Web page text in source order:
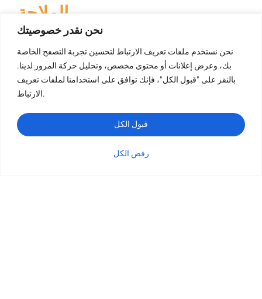
نحن نقدر خصوصيتك
نحن نستخدم ملفات تعريف الارتباط لتحسين تجربة التصفح الخاصة
بك، وعرض إعلانات أو محتوى مخصص، وتحليل حركة المرور لدينا.
بالنقر على "قبول الكل"، فإنك توافق على استخدامنا لملفات تعريف
الارتباط.
رفض الكل
قبول الكل
الملاحة
طباعة الكتب
طباعة الكتب ذات الغلاف المقوى
طباعة الكتب بغلاف ورقي ورقي الورق
طباعة الكتاب اللوحي